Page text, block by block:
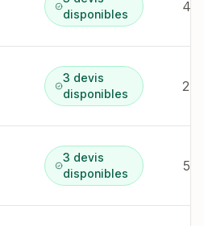
disponibles
4 r
3 devis
disponibles
2 r
3 devis
disponibles
5